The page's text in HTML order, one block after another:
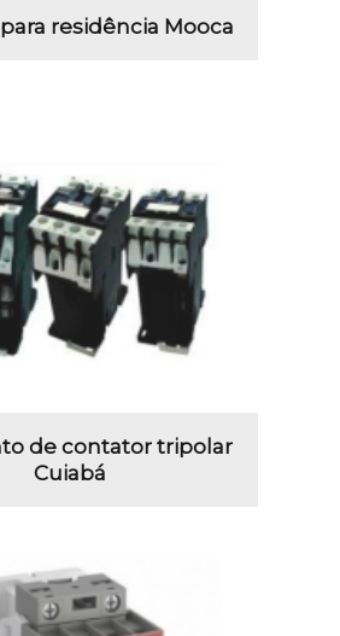
residência Mooca
de contator tripolar
Cuiabá